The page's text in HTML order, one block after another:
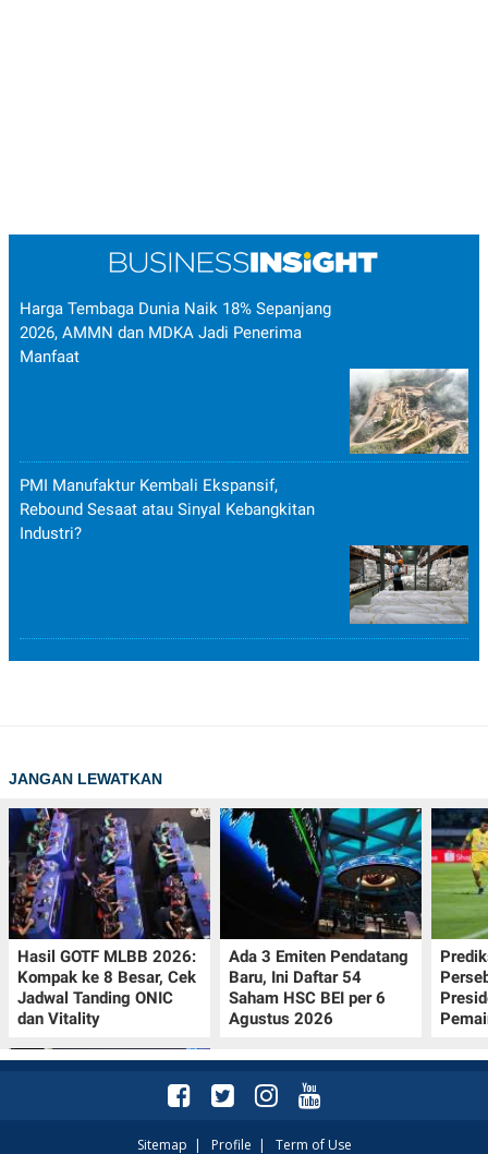
Harga Tembaga Dunia Naik 18% Sepanjang
2026, AMMN dan MDKA Jadi Penerima
Manfaat
PMI Manufaktur Kembali Ekspansif,
Rebound Sesaat atau Sinyal Kebangkitan
Industri?
JANGAN LEWATKAN
Hasil GOTF MLBB 2026:
Kompak ke 8 Besar, Cek
Jadwal Tanding ONIC
dan Vitality
Ada 3 Emiten Pendatang
Baru, Ini Daftar 54
Saham HSC BEI per 6
Agustus 2026
Sitemap | Profile | Term of Use